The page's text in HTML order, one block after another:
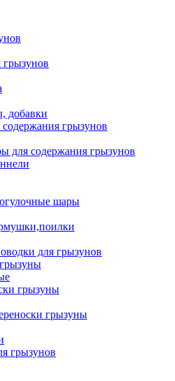
грызунов
добавки
грызунов
для содержания грызунов
шары
для грызунов
грызуны
грызуны
грызунов